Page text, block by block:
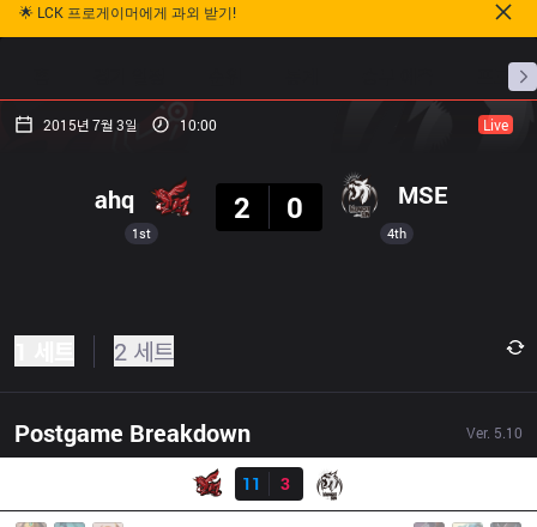
🌟 LCK 프로게이머에게 과외 받기!
프로빌
2015년 7월 3일 10:00 Live
1st
ahq
2
0 MSE
4th
2 세트
Postgame Breakdown Ver. 5.10
11
3